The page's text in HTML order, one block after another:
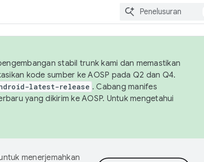
stabil trunk kami dan memastikan
kode sumber ke AOSP pada Q2 dan Q4.
latest-release . Cabang manifes
yang dikirim ke AOSP. Untuk mengetahui
menerjemahkan